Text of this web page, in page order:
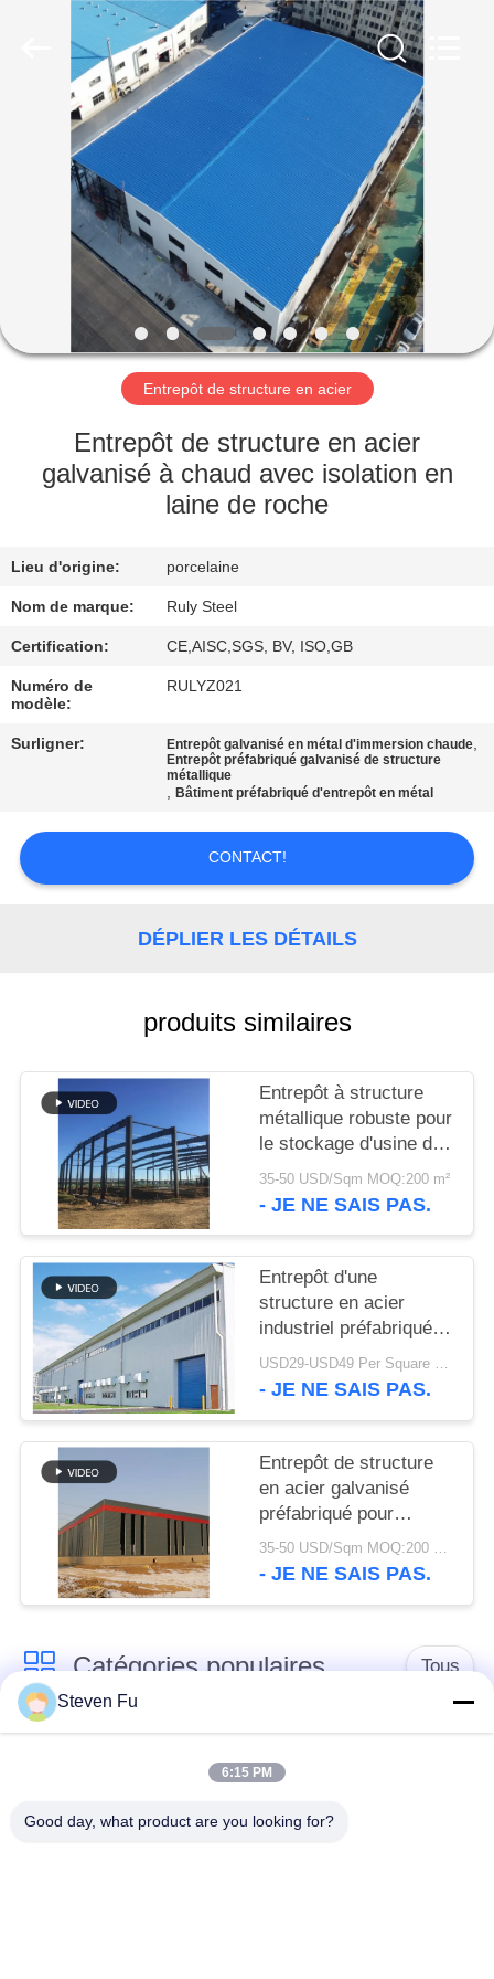
MAISON
PRODUITS
VIDÉOS
VR
SHOW
SUJET
VISITE
D'USINE
CONTRÔLE
DE
CONTACTEZ-
NOUS
SOLUTION
DE
DÉFAUT
BLOG
PLAN
DU
SITE
PRIVACY
POLICY
Entrepôt de structure en acier
Entrepôt de structure en acier
galvanisé à chaud avec isolation en
laine de roche
Lieu d'origine: porcelaine
Nom de marque: Ruly Steel
Certification: CE,AISC,SGS, BV, ISO,GB
Numéro de
modèle:
RULYZ021
Surligner: Entrepôt galvanisé en métal d'immersion chaude,
Entrepôt préfabriqué galvanisé de structure
métallique
,Bâtiment préfabriqué d'entrepôt en métal
CONTACT!
DÉPLIER LES DÉTAILS
produits similaires
Entrepôt à structure
métallique robuste pour
le stockage d'usine de
ciment
35-50 USD/Sqm MOQ:200 m²
- JE NE SAIS PAS.
Entrepôt d'une
structure en acier
industriel préfabriqué à
boulonnage moderne et
robuste pour usine
USD29-USD49 Per Square Meter MOQ:200 mètres carrés
- JE NE SAIS PAS.
Entrepôt de structure
en acier galvanisé
préfabriqué pour
stockage
35-50 USD/Sqm MOQ:200 mètres carrés
- JE NE SAIS PAS.
Catégories populaires Tous
entrepôt de structure
Atelier de structure
métallique
construction de
Fabrication de
Steven Fu
6:15 PM
Good day, what product are you looking for?